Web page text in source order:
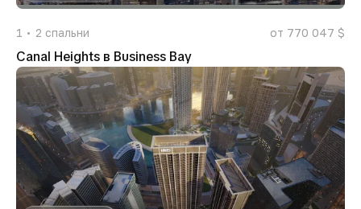
1 2 спальни от 770 047 $
Canal Heights в Business Bay